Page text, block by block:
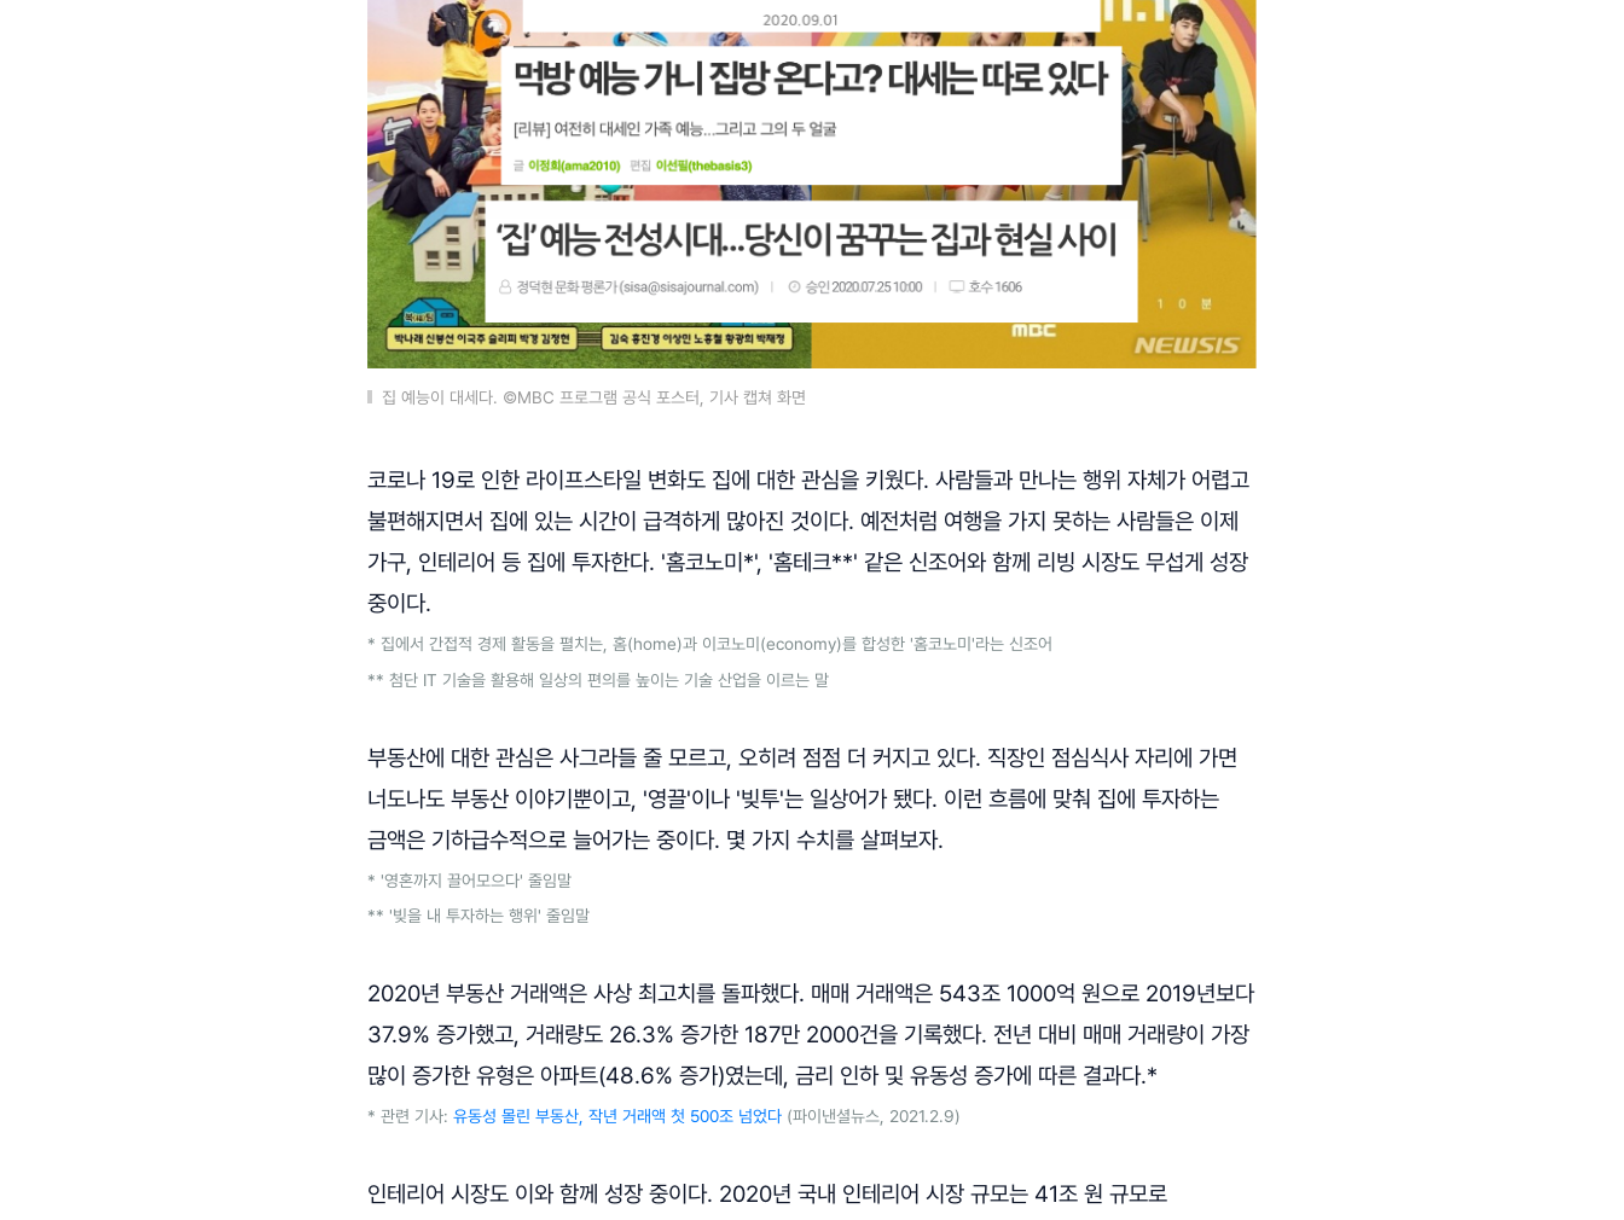
집 예능이 대세다. ©MBC 프로그램 공식 포스터, 기사 캡쳐 화면
코로나 19로 인한 라이프스타일 변화도 집에 대한 관심을 키웠다. 사람들과 만나는 행위 자체가 어렵고
불편해지면서 집에 있는 시간이 급격하게 많아진 것이다. 예전처럼 여행을 가지 못하는 사람들은 이제
가구, 인테리어 등 집에 투자한다. '홈코노미*', '홈테크**' 같은 신조어와 함께 리빙 시장도 무섭게 성장
중이다.
* 집에서 간접적 경제 활동을 펼치는, 홈(home)과 이코노미(economy)를 합성한 '홈코노미'라는 신조어
** 첨단 IT 기술을 활용해 일상의 편의를 높이는 기술 산업을 이르는 말
부동산에 대한 관심은 사그라들 줄 모르고, 오히려 점점 더 커지고 있다. 직장인 점심식사 자리에 가면
너도나도 부동산 이야기뿐이고, '영끌'이나 '빚투'는 일상어가 됐다. 이런 흐름에 맞춰 집에 투자하는
금액은 기하급수적으로 늘어가는 중이다. 몇 가지 수치를 살펴보자.
* '영혼까지 끌어모으다' 줄임말
** '빚을 내 투자하는 행위' 줄임말
2020년 부동산 거래액은 사상 최고치를 돌파했다. 매매 거래액은 543조 1000억 원으로 2019년보다
37.9% 증가했고, 거래량도 26.3% 증가한 187만 2000건을 기록했다. 전년 대비 매매 거래량이 가장
많이 증가한 유형은 아파트(48.6% 증가)였는데, 금리 인하 및 유동성 증가에 따른 결과다.*
* 관련 기사: 유동성 몰린 부동산, 작년 거래액 첫 500조 넘었다 (파이낸셜뉴스, 2021.2.9)
인테리어 시장도 이와 함께 성장 중이다. 2020년 국내 인테리어 시장 규모는 41조 원 규모로